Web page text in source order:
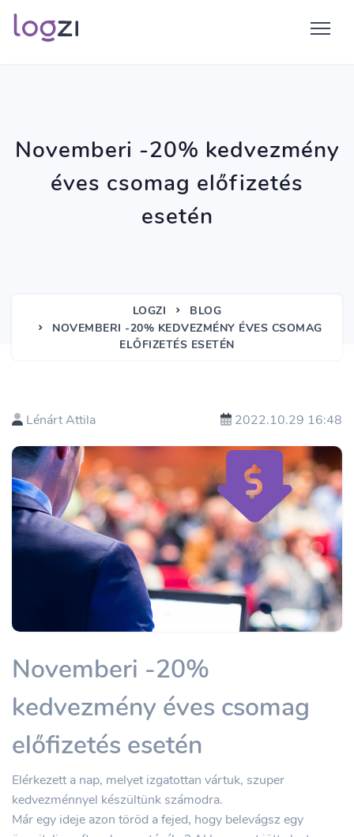
Novemberi -20% kedvezmény
éves csomag előfizetés
esetén
LOGZI
BLOG
NOVEMBERI -20% KEDVEZMÉNY ÉVES CSOMAG
ELŐFIZETÉS ESETÉN
Lénárt Attila 2022.10.29 16:48
Novemberi -20%
kedvezmény éves csomag
előfizetés esetén
Elérkezett a nap, melyet izgatottan vártuk, szuper
kedvezménnyel készültünk számodra.
Már egy ideje azon töröd a fejed, hogy belevágsz egy